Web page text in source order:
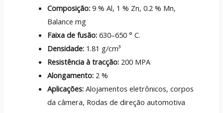
Composição: 9 % Al, 1 % Zn, 0.2 % Mn,
Balance mg
Faixa de fusão: 630–650 ° C.
Densidade: 1.81 g/cm³
Resistência à tracção: 200 MPA
Alongamento: 2 %
Aplicações: Alojamentos eletrônicos, corpos
da câmera, Rodas de direção automotiva